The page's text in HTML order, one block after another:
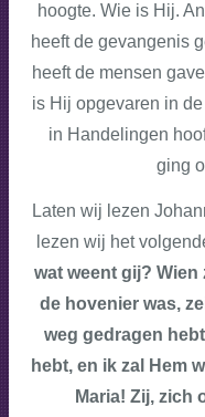
hoogte. Wie is Hij.
heeft de gevangenis
heeft de mensen
is Hij opgevaren in
in Handelingen
ging
Laten wij lezen
lezen wij het
wat weent gij?
de hovenier was,
weg gedragen
hebt, en ik zal Hem
Maria! Zij, zich